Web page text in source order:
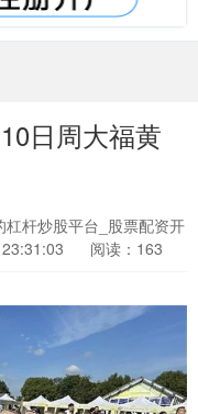
日周大福黄
杠杆炒股平台_股票配资开
阅读：163